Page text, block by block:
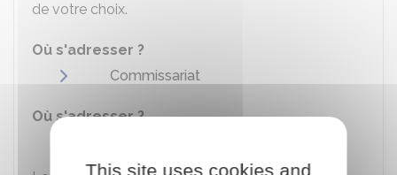
de votre choix.
Où s'adresser ?
Commissariat
Où s'adresser ?
This site uses cookies and